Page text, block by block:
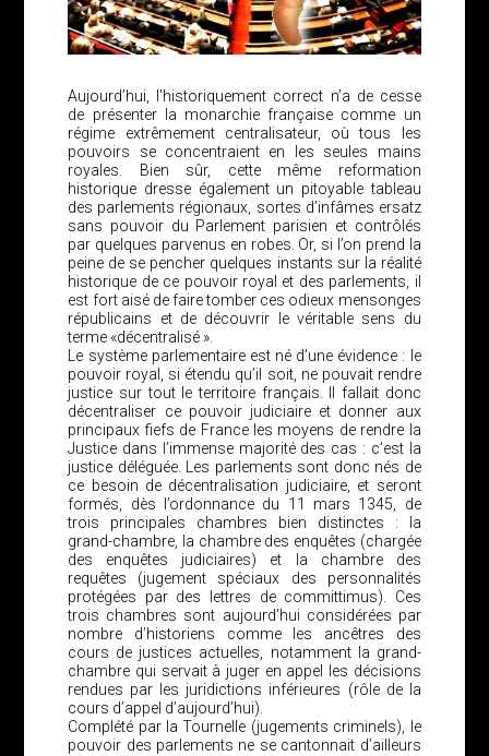
Aujourd’hui, l’historiquement correct n’a de cesse
de présenter la monarchie française comme un
régime extrêmement centralisateur, où tous les
pouvoirs se concentraient en les seules mains
royales. Bien sûr, cette même reformation
historique dresse également un pitoyable tableau
des parlements régionaux, sortes d’infâmes ersatz
sans pouvoir du Parlement parisien et contrôlés
par quelques parvenus en robes. Or, si l’on prend la
peine de se pencher quelques instants sur la réalité
historique de ce pouvoir royal et des parlements, il
est fort aisé de faire tomber ces odieux mensonges
républicains et de découvrir le véritable sens du
terme «décentralisé ».
Le système parlementaire est né d’une évidence : le
pouvoir royal, si étendu qu’il soit, ne pouvait rendre
justice sur tout le territoire français. Il fallait donc
décentraliser ce pouvoir judiciaire et donner aux
principaux fiefs de France les moyens de rendre la
Justice dans l’immense majorité des cas : c’est la
justice déléguée. Les parlements sont donc nés de
ce besoin de décentralisation judiciaire, et seront
formés, dès l’ordonnance du 11 mars 1345, de
trois principales chambres bien distinctes : la
grand-chambre, la chambre des enquêtes (chargée
des enquêtes judiciaires) et la chambre des
requêtes (jugement spéciaux des personnalités
protégées par des lettres de committimus). Ces
trois chambres sont aujourd’hui considérées par
nombre d’historiens comme les ancêtres des
cours de justices actuelles, notamment la grand-
chambre qui servait à juger en appel les décisions
rendues par les juridictions inférieures (rôle de la
cours d’appel d’aujourd’hui).
Complété par la Tournelle (jugements criminels), le
pouvoir des parlements ne se cantonnait d’ailleurs